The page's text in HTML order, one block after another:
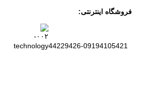
فروشگاه اینترنتی:
44229426-09194105421